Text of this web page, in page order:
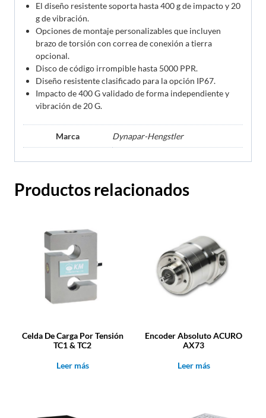
El diseño resistente soporta hasta 400 g de impacto y 20
g de vibración.
Opciones de montaje personalizables que incluyen
brazo de torsión con correa de conexión a tierra
opcional.
Disco de código irrompible hasta 5000 PPR.
Diseño resistente clasificado para la opción IP67.
Impacto de 400 G validado de forma independiente y
vibración de 20 G.
Marca Dynapar-Hengstler
Productos relacionados
Celda De Carga Por Tensión
TC1 & TC2
Leer más
Encoder Absoluto ACURO
AX73
Leer más